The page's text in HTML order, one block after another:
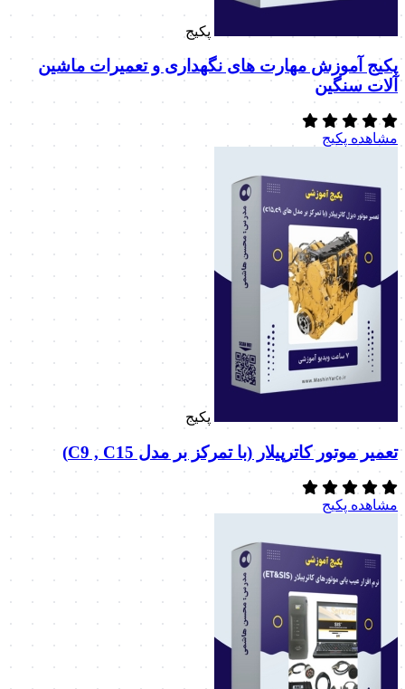
پکیج
پکیج آموزش مهارت های نگهداری و تعمیرات ماشین
آلات سنگین
مشاهده پکیج
پکیج
تعمیر موتور کاترپیلار (با تمرکز بر مدل C9 , C15)
مشاهده پکیج